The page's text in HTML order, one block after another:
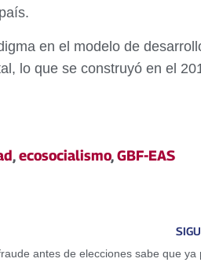
en el modelo de
lo que se construyó en el
,ecosocialismo,GBF-EAS
antes de elecciones sabe que ya